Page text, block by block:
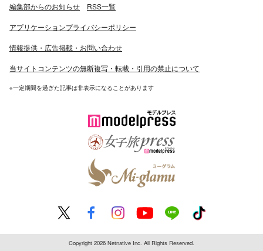
編集部からのお知らせ RSS一覧
アプリケーションプライバシーポリシー
情報提供・広告掲載・お問い合わせ
当サイトコンテンツの無断複写・転載・引用の禁止について
※一定期間を過ぎた記事は非表示になることがあります
Copyright 2026 Netnative Inc. All Rights Reserved.